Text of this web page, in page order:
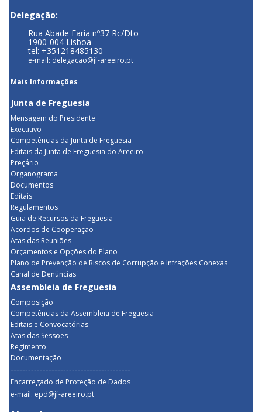
Delegação:
Rua Abade Faria nº37 Rc/Dto
1900-004 Lisboa
tel: +351218485130
e-mail: delegacao@jf-areeiro.pt
Mais Informações
Junta de Freguesia
Mensagem do Presidente
Executivo
Competências da Junta de Freguesia
Editais da Junta de Freguesia do Areeiro
Preçário
Organograma
Documentos
Editais
Regulamentos
Guia de Recursos da Freguesia
Acordos de Cooperação
Atas das Reuniões
Orçamentos e Opções do Plano
Plano de Prevenção de Riscos de Corrupção e Infrações Conexas
Canal de Denúncias
Assembleia de Freguesia
Composição
Competências da Assembleia de Freguesia
Editais e Convocatórias
Atas das Sessões
Regimento
Documentação
-----------------------------------------
Encarregado de Proteção de Dados
e-mail: epd@jf-areeiro.pt